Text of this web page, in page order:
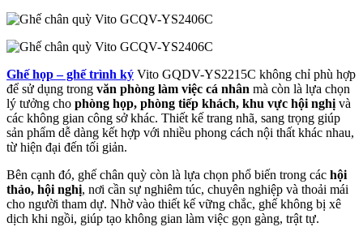
Ghế họp – ghế trình ký Vito GQDV-YS2215C không chỉ phù hợp
để sử dụng trong văn phòng làm việc cá nhân mà còn là lựa chọn
lý tưởng cho phòng họp, phòng tiếp khách, khu vực hội nghị và
các không gian công sở khác. Thiết kế trang nhã, sang trọng giúp
sản phẩm dễ dàng kết hợp với nhiều phong cách nội thất khác nhau,
từ hiện đại đến tối giản.
Bên cạnh đó, ghế chân quỳ còn là lựa chọn phổ biến trong các hội
thảo, hội nghị, nơi cần sự nghiêm túc, chuyên nghiệp và thoải mái
cho người tham dự. Nhờ vào thiết kế vững chắc, ghế không bị xê
dịch khi ngồi, giúp tạo không gian làm việc gọn gàng, trật tự.